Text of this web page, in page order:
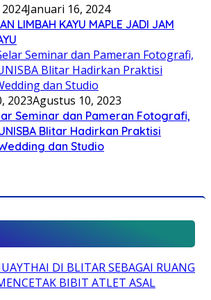
Januari 16, 2024
LIMBAH KAYU MAPLE JADI JAM
2023Agustus 10, 2023
Seminar dan Pameran Fotografi,
Blitar Hadirkan Praktisi
dan Studio